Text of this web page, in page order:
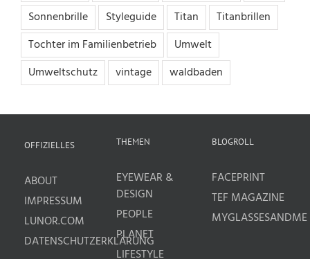
Sonnenbrille
Styleguide Titan
Titanbrillen
Tochter im Familienbetrieb
Umwelt
Umweltschutz
vintage waldbaden
OFFIZIELLES
ABOUT
IMPRESSUM
LUNOR.COM
DATENSCHUTZERKLÄRUNG
THEMEN
EYEWEAR &
DESIGN
PEOPLE
PLANET
LIFESTYLE
BLOGROLL
FACEPRINT
TEF MAGAZINE
MYGLASSESANDME